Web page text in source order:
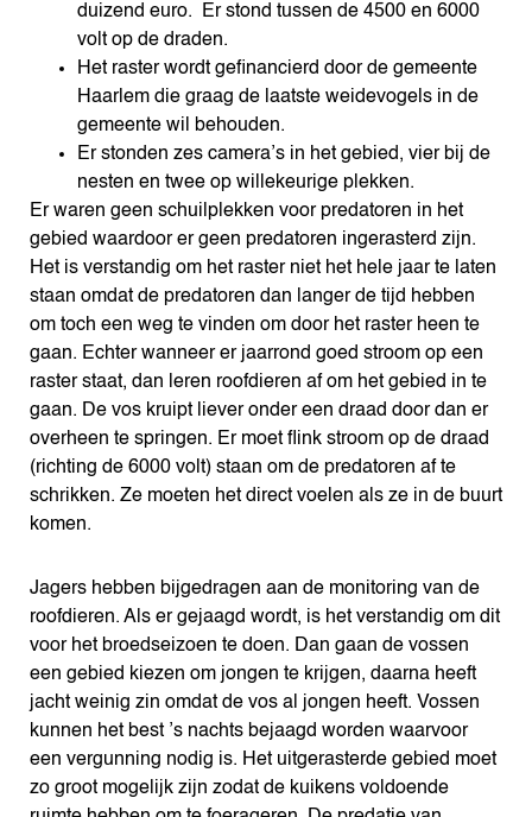
duizend euro. Er stond tussen de 4500 en 6000
volt op de draden.
Het raster wordt gefinancierd door de gemeente
Haarlem die graag de laatste weidevogels in de
gemeente wil behouden.
Er stonden zes camera’s in het gebied, vier bij de
nesten en twee op willekeurige plekken.
Er waren geen schuilplekken voor predatoren in het
gebied waardoor er geen predatoren ingerasterd zijn.
Het is verstandig om het raster niet het hele jaar te laten
staan omdat de predatoren dan langer de tijd hebben
om toch een weg te vinden om door het raster heen te
gaan. Echter wanneer er jaarrond goed stroom op een
raster staat, dan leren roofdieren af om het gebied in te
gaan. De vos kruipt liever onder een draad door dan er
overheen te springen. Er moet flink stroom op de draad
(richting de 6000 volt) staan om de predatoren af te
schrikken. Ze moeten het direct voelen als ze in de buurt
komen.
Jagers hebben bijgedragen aan de monitoring van de
roofdieren. Als er gejaagd wordt, is het verstandig om dit
voor het broedseizoen te doen. Dan gaan de vossen
een gebied kiezen om jongen te krijgen, daarna heeft
jacht weinig zin omdat de vos al jongen heeft. Vossen
kunnen het best ’s nachts bejaagd worden waarvoor
een vergunning nodig is. Het uitgerasterde gebied moet
zo groot mogelijk zijn zodat de kuikens voldoende